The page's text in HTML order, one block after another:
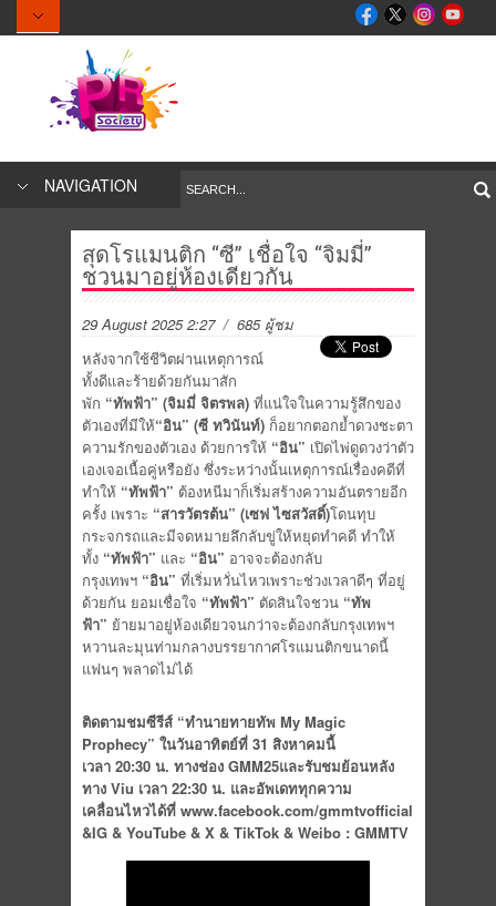
NAVIGATION
สุดโรแมนติก “ซี” เชื่อใจ “จิมมี่”
ชวนมาอยู่ห้องเดียวกัน
29 August 2025 2:27/ 685 ผู้ชม
หลังจากใช้ชีวิตผ่านเหตุการณ์
ทั้งดีและร้ายด้วยกันมาสัก
พัก “ทัพฟ้า” (จิมมี่ จิตรพล) ที่แน่ใจในความรู้สึกของ
ตัวเองที่มีให้“อิน” (ซี ทวินันท์) ก็อยากตอกย้ำดวงชะตา
ความรักของตัวเอง ด้วยการให้ “อิน” เปิดไพ่ดูดวงว่าตัว
เองเจอเนื้อคู่หรือยัง ซึ่งระหว่างนั้นเหตุการณ์เรื่องคดีที่
ทำให้ “ทัพฟ้า” ต้องหนีมาก็เริ่มสร้างความอันตรายอีก
ครั้ง เพราะ “สารวัตรต้น” (เซฟ ไซสวัสดิ์)โดนทุบ
กระจกรถและมีจดหมายลึกลับขู่ให้หยุดทำคดี ทำให้
ทั้ง “ทัพฟ้า” และ “อิน” อาจจะต้องกลับ
กรุงเทพฯ “อิน” ที่เริ่มหวั่นไหวเพราะช่วงเวลาดีๆ ที่อยู่
ด้วยกัน ยอมเชื่อใจ “ทัพฟ้า” ตัดสินใจชวน “ทัพ
ฟ้า” ย้ายมาอยู่ห้องเดียวจนกว่าจะต้องกลับกรุงเทพฯ
หวานละมุนท่ามกลางบรรยากาศโรแมนติกขนาดนี้
แฟนๆ พลาดไม่ได้
ติดตามชมซีรีส์ “ทำนายทายทัพ My Magic
Prophecy” ในวันอาทิตย์ที่ 31 สิงหาคมนี้
เวลา 20:30 น. ทางช่อง GMM25และรับชมย้อนหลัง
ทาง Viu เวลา 22:30 น. และอัพเดททุกความ
เคลื่อนไหวได้ที่ www.facebook.com/gmmtvofficial
&IG & YouTube & X & TikTok & Weibo : GMMTV